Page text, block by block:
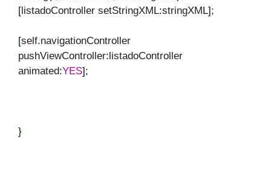
[listadoController setStringXML:stringXML];
[self.navigationController
pushViewController:listadoController
animated:YES];
}